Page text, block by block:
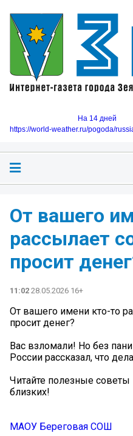
На 14 дней
https://world-weather.ru/pogoda/
От вашего
рассылает
просит
11:02 28.05.2026 16+
От вашего имени кто-то
просит денег?
Вас взломали! Но без
России рассказал, что
Читайте полезные советы
близких!
МАОУ Береговая СОШ